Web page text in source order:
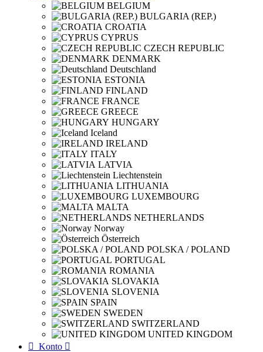
BELGIUM
BULGARIA (REP.)
CROATIA
CYPRUS
CZECH REPUBLIC
DENMARK
Deutschland
ESTONIA
FINLAND
FRANCE
GREECE
HUNGARY
Iceland
IRELAND
ITALY
LATVIA
Liechtenstein
LITHUANIA
LUXEMBOURG
MALTA
NETHERLANDS
Norway
Österreich
POLSKA / POLAND
PORTUGAL
ROMANIA
SLOVAKIA
SLOVENIA
SPAIN
SWEDEN
SWITZERLAND
UNITED KINGDOM
 Konto 